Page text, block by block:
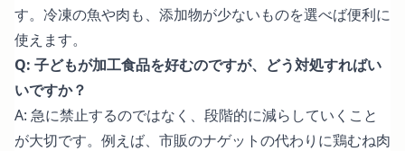
す。冷凍の魚や肉も、添加物が少ないものを選べば便利に
使えます。
Q: 子どもが加工食品を好むのですが、どう対処すればい
いですか？
A: 急に禁止するのではなく、段階的に減らしていくこと
が大切です。例えば、市販のナゲットの代わりに鶏むね肉